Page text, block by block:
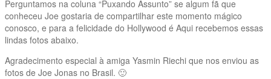
Perguntamos na coluna “Puxando Assunto” se algum fã que
conheceu Joe gostaria de compartilhar este momento mágico
conosco, e para a felicidade do Hollywood é Aqui recebemos essas
lindas fotos abaixo.
Agradecimento especial à amiga Yasmin Riechi que nos enviou as
fotos de Joe Jonas no Brasil. 🙂